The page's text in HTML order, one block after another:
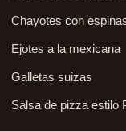
Chayotes con
Ejotes a la mexicana
Galletas suizas
Salsa de pizza estilo